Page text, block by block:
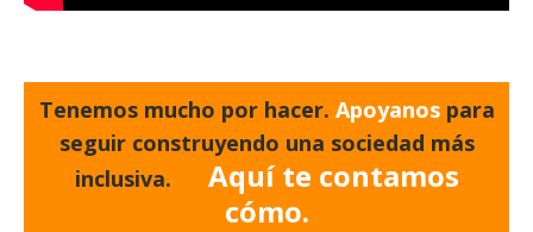
Tenemos mucho por hacer. Apoyanos para
seguir construyendo una sociedad más
inclusiva.
Aquí te contamos
cómo.